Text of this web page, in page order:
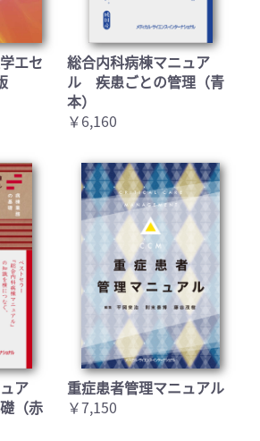
エセ
総合内科病棟マニュア
ル 疾患ごとの管理（青
本）
￥6,160
ア
（赤
重症患者管理マニュアル
￥7,150